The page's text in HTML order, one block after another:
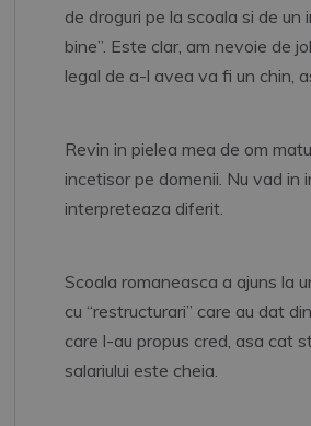
de droguri pe la scoala si de
bine”. Este clar, am nevoie de
legal de a-l avea va fi un chin,
Revin in pielea mea de om
incetisor pe domenii. Nu vad
interpreteaza diferit.
Scoala romaneasca a ajuns la
cu “restructurari” care au dat
care l-au propus cred, asa cat
salariului este cheia.